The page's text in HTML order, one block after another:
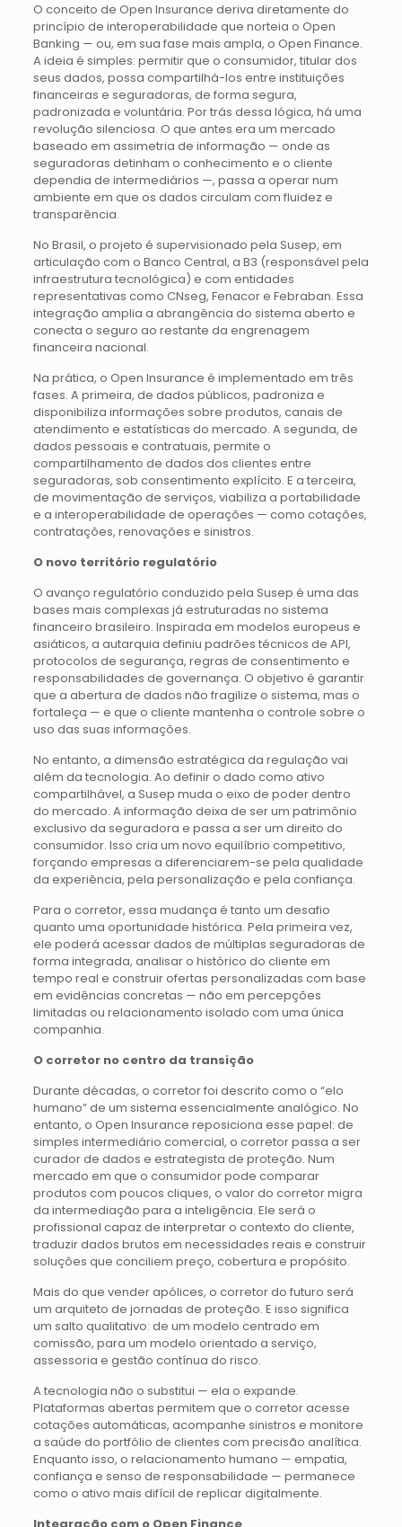
O conceito de Open Insurance deriva diretamente do
princípio de interoperabilidade que norteia o Open
Banking — ou, em sua fase mais ampla, o Open Finance.
A ideia é simples: permitir que o consumidor, titular dos
seus dados, possa compartilhá-los entre instituições
financeiras e seguradoras, de forma segura,
padronizada e voluntária. Por trás dessa lógica, há uma
revolução silenciosa. O que antes era um mercado
baseado em assimetria de informação — onde as
seguradoras detinham o conhecimento e o cliente
dependia de intermediários —, passa a operar num
ambiente em que os dados circulam com fluidez e
transparência.
No Brasil, o projeto é supervisionado pela Susep, em
articulação com o Banco Central, a B3 (responsável pela
infraestrutura tecnológica) e com entidades
representativas como CNseg, Fenacor e Febraban. Essa
integração amplia a abrangência do sistema aberto e
conecta o seguro ao restante da engrenagem
financeira nacional.
Na prática, o Open Insurance é implementado em três
fases. A primeira, de dados públicos, padroniza e
disponibiliza informações sobre produtos, canais de
atendimento e estatísticas do mercado. A segunda, de
dados pessoais e contratuais, permite o
compartilhamento de dados dos clientes entre
seguradoras, sob consentimento explícito. E a terceira,
de movimentação de serviços, viabiliza a portabilidade
e a interoperabilidade de operações — como cotações,
contratações, renovações e sinistros.
O novo território regulatório
O avanço regulatório conduzido pela Susep é uma das
bases mais complexas já estruturadas no sistema
financeiro brasileiro. Inspirada em modelos europeus e
asiáticos, a autarquia definiu padrões técnicos de API,
protocolos de segurança, regras de consentimento e
responsabilidades de governança. O objetivo é garantir
que a abertura de dados não fragilize o sistema, mas o
fortaleça — e que o cliente mantenha o controle sobre o
uso das suas informações.
No entanto, a dimensão estratégica da regulação vai
além da tecnologia. Ao definir o dado como ativo
compartilhável, a Susep muda o eixo de poder dentro
do mercado. A informação deixa de ser um patrimônio
exclusivo da seguradora e passa a ser um direito do
consumidor. Isso cria um novo equilíbrio competitivo,
forçando empresas a diferenciarem-se pela qualidade
da experiência, pela personalização e pela confiança.
Para o corretor, essa mudança é tanto um desafio
quanto uma oportunidade histórica. Pela primeira vez,
ele poderá acessar dados de múltiplas seguradoras de
forma integrada, analisar o histórico do cliente em
tempo real e construir ofertas personalizadas com base
em evidências concretas — não em percepções
limitadas ou relacionamento isolado com uma única
companhia.
O corretor no centro da transição
Durante décadas, o corretor foi descrito como o “elo
humano” de um sistema essencialmente analógico. No
entanto, o Open Insurance reposiciona esse papel: de
simples intermediário comercial, o corretor passa a ser
curador de dados e estrategista de proteção. Num
mercado em que o consumidor pode comparar
produtos com poucos cliques, o valor do corretor migra
da intermediação para a inteligência. Ele será o
profissional capaz de interpretar o contexto do cliente,
traduzir dados brutos em necessidades reais e construir
soluções que conciliem preço, cobertura e propósito.
Mais do que vender apólices, o corretor do futuro será
um arquiteto de jornadas de proteção. E isso significa
um salto qualitativo: de um modelo centrado em
comissão, para um modelo orientado a serviço,
assessoria e gestão contínua do risco.
A tecnologia não o substitui — ela o expande.
Plataformas abertas permitem que o corretor acesse
cotações automáticas, acompanhe sinistros e monitore
a saúde do portfólio de clientes com precisão analítica.
Enquanto isso, o relacionamento humano — empatia,
confiança e senso de responsabilidade — permanece
como o ativo mais difícil de replicar digitalmente.